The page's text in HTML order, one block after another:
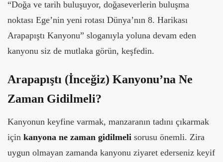
“Doğa ve tarih buluşuyor, doğaseverlerin buluşma
noktası Ege’nin yeni rotası Dünya’nın 8. Harikası
Arapapıştı Kanyonu” sloganıyla yoluna devam eden
kanyonu siz de mutlaka görün, keşfedin.
Arapapıştı (İnceğiz) Kanyonu’na Ne
Zaman Gidilmeli?
Kanyonun keyfine varmak, manzaranın tadını çıkarmak
için kanyona ne zaman gidilmeli sorusu önemli. Zira
uygun olmayan zamanda kanyonu ziyaret ederseniz keyif